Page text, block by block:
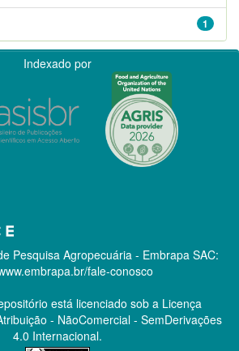
1
Indexado por
Pesquisa Agropecuária - Embrapa SAC:
fale-conosco
está licenciado sob a Licença
- NãoComercial - SemDerivações
4.0 Internacional.